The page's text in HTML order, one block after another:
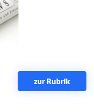
zur Rubrik